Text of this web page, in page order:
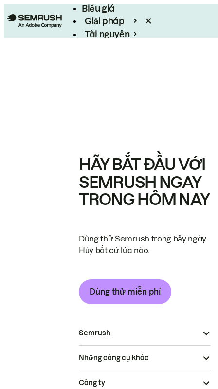
Biểu giá
Giải pháp
Tài nguyên
HÃY BẮT ĐẦU VỚI
SEMRUSH NGAY
TRONG HÔM NAY
Dùng thử Semrush trong bảy ngày.
Hủy bất cứ lúc nào.
Dùng thử miễn phí
Semrush
Những công cụ khác
Công ty